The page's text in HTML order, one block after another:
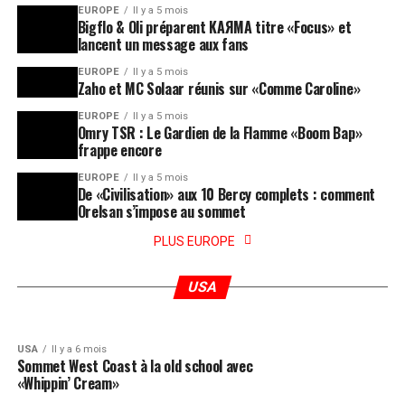
EUROPE Il y a 5 mois
Bigflo & Oli préparent KAЯMA titre «Focus» et
lancent un message aux fans
EUROPE Il y a 5 mois
Zaho et MC Solaar réunis sur «Comme Caroline»
EUROPE Il y a 5 mois
Omry TSR : Le Gardien de la Flamme «Boom Bap»
frappe encore
EUROPE Il y a 5 mois
De «Civilisation» aux 10 Bercy complets : comment
Orelsan s’impose au sommet
PLUS EUROPE
USA
Xzibit, B-Real et Demrick dévoilent le clip de
«Call the Cops»
Dusty Locane impose son rythme avec le clip
USA Il y a 6 mois
Sommet West Coast à la old school avec
«Whippin’ Cream»